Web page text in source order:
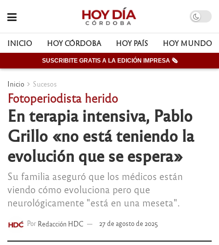
INICIO HOY CÓRDOBA HOY PAÍS HOY MUNDO
SUSCRIBITE GRATIS A LA EDICIÓN IMPRESA 🗞
Inicio Sucesos
Fotoperiodista herido
En terapia intensiva, Pablo
Grillo «no está teniendo la
evolución que se espera»
Su familia aseguró que los médicos están
viendo cómo evoluciona pero que
neurológicamente "está en una meseta".
Por Redacción HDC 27 de agosto de 2025